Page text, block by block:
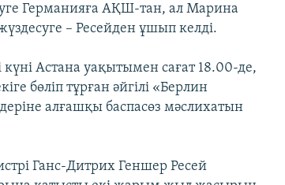
Германияға АҚШ-тан, ал Марина
– Ресейден ұшып келді.
Астана уақытымен сағат 18.00-де,
бөліп тұрған әйгілі «Берлин
алғашқы баспасөз мәслихатын
Ганс-Дитрих Геншер Ресей